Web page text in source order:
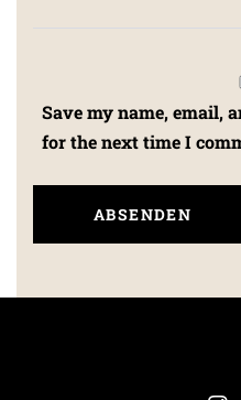
Save my name, email,
for the next time I